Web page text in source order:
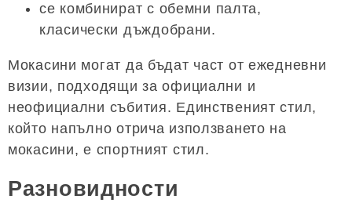
се комбинират с обемни палта,
класически дъждобрани.
Мокасини могат да бъдат част от ежедневни
визии, подходящи за официални и
неофициални събития. Единственият стил,
който напълно отрича използването на
мокасини, е спортният стил.
Разновидности